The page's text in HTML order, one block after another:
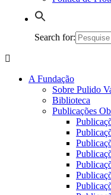
Search for:
A Fundação
Sobre Pulido
Biblioteca
Publicações